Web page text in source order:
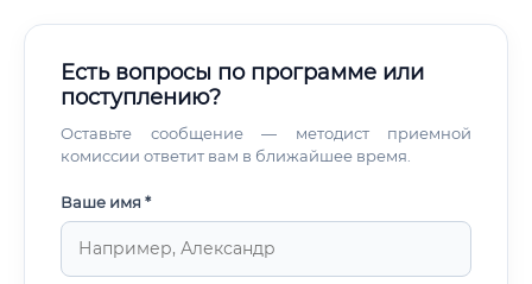
Есть вопросы по программе или
поступлению?
Оставьте сообщение — методист приемной
комиссии ответит вам в ближайшее время.
Ваше имя *